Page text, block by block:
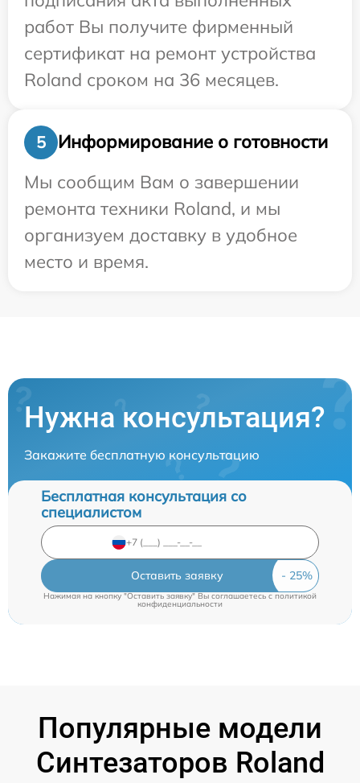
работ Вы получите фирменный
сертификат на ремонт устройства
Roland сроком на 36 месяцев.
5
Информирование о готовности
Мы сообщим Вам о завершении
ремонта техники Roland, и мы
организуем доставку в удобное
место и время.
Нужна консультация?
Закажите бесплатную консультацию
Бесплатная консультация со
специалистом
Оставить заявку
Нажимая на кнопку "Оставить заявку" Вы соглашаетесь cполитикой
конфиденциальности
Популярные модели
Синтезаторов Roland